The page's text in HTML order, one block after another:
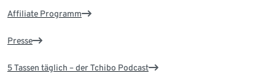
Affiliate Programm
Presse
5 Tassen täglich – der Tchibo Podcast